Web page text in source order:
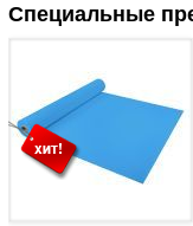
Специальные